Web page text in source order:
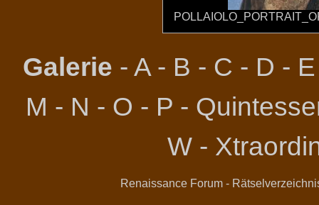
Galerie - A- B - C - D - E
M - N - O - P -
W -
Renaissance Forum-